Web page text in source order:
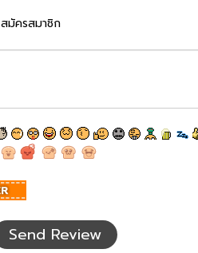
สมัครสมาชิก
Send Review